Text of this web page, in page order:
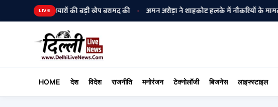
LIVE
ने हथियारों की बड़ी खेप बरामद की • अमन अरोड़ा ने शाहकोट हलके में नौकरियों के मामले में
HOME देश विदेश राजनीति मनोरंजन टेक्नोलॉजी बिजनेस लाइफ्स्टाइल